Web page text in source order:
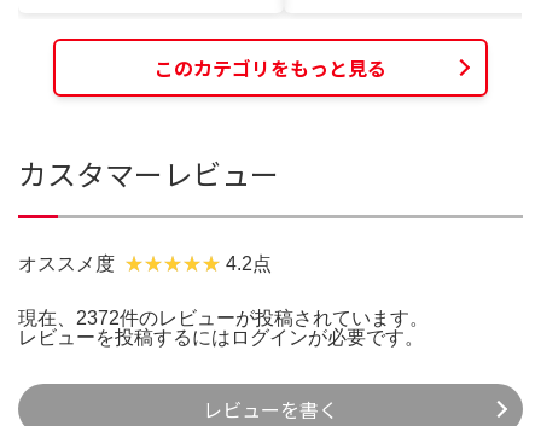
このカテゴリをもっと見る
カスタマーレビュー
オススメ度 4.2点
現在、2372件のレビューが投稿されています。
レビューを投稿するには ログインが必要です。
レビューを書く